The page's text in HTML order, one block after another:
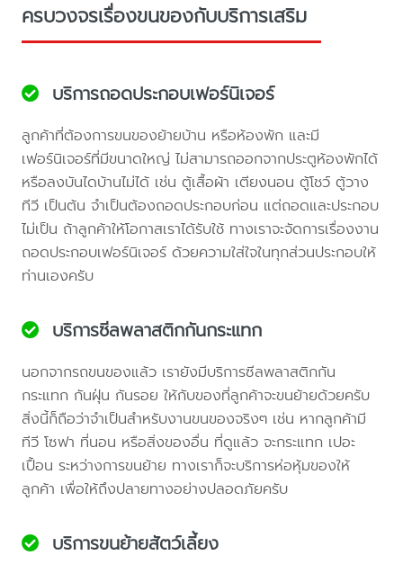
ครบวงจรเรื่องขนของกับบริการเสริม
บริการถอดประกอบเฟอร์นิเจอร์
ลูกค้าที่ต้องการขนของย้ายบ้าน หรือห้องพัก และมี
เฟอร์นิเจอร์ที่มีขนาดใหญ่ ไม่สามารถออกจากประตูห้องพักได้
หรือลงบันไดบ้านไม่ได้ เช่น ตู้เสื้อผ้า เตียงนอน ตู้โชว์ ตู้วาง
ทีวี เป็นต้น จำเป็นต้องถอดประกอบก่อน แต่ถอดและประกอบ
ไม่เป็น ถ้าลูกค้าให้โอกาสเราได้รับใช้ ทางเราจะจัดการเรื่องงาน
ถอดประกอบเฟอร์นิเจอร์ ด้วยความใส่ใจในทุกส่วนประกอบให้
ท่านเองครับ
บริการซีลพลาสติกกันกระแทก
นอกจากรถขนของแล้ว เรายังมีบริการซีลพลาสติกกัน
กระแทก กันฝุ่น กันรอย ให้กับของที่ลูกค้าจะขนย้ายด้วยครับ
สิ่งนี้ก็ถือว่าจำเป็นสำหรับงานขนของจริงๆ เช่น หากลูกค้ามี
ทีวี โซฟา ที่นอน หรือสิ่งของอื่น ที่ดูแล้ว จะกระแทก เปอะ
เปื้อน ระหว่างการขนย้าย ทางเราก็จะบริการห่อหุ้มของให้
ลูกค้า เพื่อให้ถึงปลายทางอย่างปลอดภัยครับ
บริการขนย้ายสัตว์เลี้ยง